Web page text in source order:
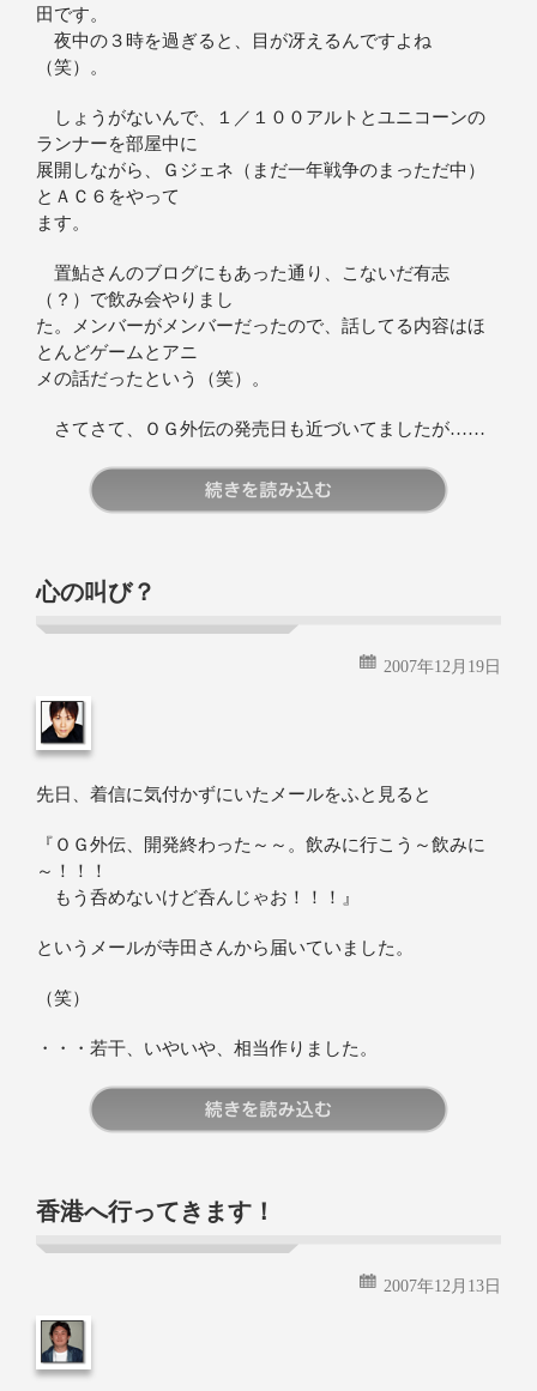
田です。
夜中の３時を過ぎると、目が冴えるんですよね
（笑）。
しょうがないんで、１／１００アルトとユニコーンの
ランナーを部屋中に
展開しながら、Ｇジェネ（まだ一年戦争のまっただ中）
とＡＣ６をやって
ます。
置鮎さんのブログにもあった通り、こないだ有志
（？）で飲み会やりまし
た。メンバーがメンバーだったので、話してる内容はほ
とんどゲームとアニ
メの話だったという（笑）。
さてさて、ＯＧ外伝の発売日も近づいてましたが……
心の叫び？
2007年12月19日
先日、着信に気付かずにいたメールをふと見ると
『ＯＧ外伝、開発終わった～～。飲みに行こう～飲みに
～！！！
もう呑めないけど呑んじゃお！！！』
というメールが寺田さんから届いていました。
（笑）
・・・若干、いやいや、相当作りました。
香港へ行ってきます！
2007年12月13日